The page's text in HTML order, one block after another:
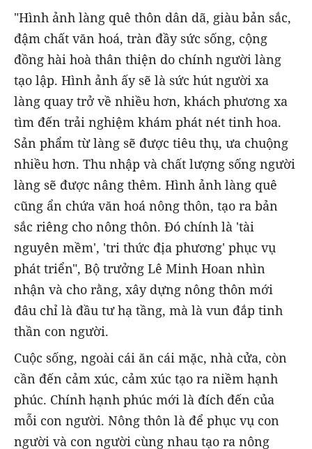
"Hình ảnh làng quê thôn dân dã, giàu bản sắc,
đậm chất văn hoá, tràn đầy sức sống, cộng
đồng hài hoà thân thiện do chính người làng
tạo lập. Hình ảnh ấy sẽ là sức hút người xa
làng quay trở về nhiều hơn, khách phương xa
tìm đến trải nghiệm khám phát nét tinh hoa.
Sản phẩm từ làng sẽ được tiêu thụ, ưa chuộng
nhiều hơn. Thu nhập và chất lượng sống người
làng sẽ được nâng thêm. Hình ảnh làng quê
cũng ẩn chứa văn hoá nông thôn, tạo ra bản
sắc riêng cho nông thôn. Đó chính là 'tài
nguyên mềm', 'tri thức địa phương' phục vụ
phát triển", Bộ trưởng Lê Minh Hoan nhìn
nhận và cho rằng, xây dựng nông thôn mới
đâu chỉ là đầu tư hạ tầng, mà là vun đắp tinh
thần con người.
Cuộc sống, ngoài cái ăn cái mặc, nhà cửa, còn
cần đến cảm xúc, cảm xúc tạo ra niềm hạnh
phúc. Chính hạnh phúc mới là đích đến của
mỗi con người. Nông thôn là để phục vụ con
người và con người cùng nhau tạo ra nông